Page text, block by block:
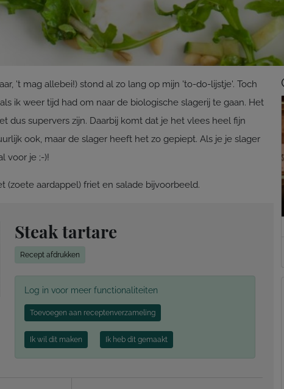
't mag allebei!) stond al zo lang op mijn 'to-do-lijstje'. Toch
ik weer tijd had om naar de biologische slagerij te gaan. Het
dus supervers zijn. Daarbij komt dat je het vlees heel fijn
ook, maar de slager heeft het zo gepiept. Als je je slager
voor je ;-)!
(zoete aardappel) friet en salade bijvoorbeeld.
Steak tartare
Recept afdrukken
Log in voor meer functionaliteiten
Toevoegen aan receptenverzameling
Ik wil dit maken Ik heb dit gemaakt